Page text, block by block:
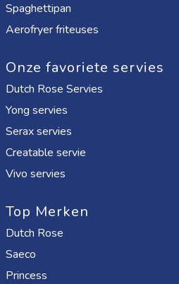
Spaghettipan
Aerofryer friteuses
Onze favoriete servies
Dutch Rose Servies
Yong servies
Serax servies
Creatable servie
Vivo servies
Top Merken
Dutch Rose
Saeco
Princess